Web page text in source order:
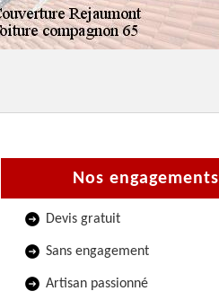
Nos engagements
Devis gratuit
Sans engagement
Artisan passionné